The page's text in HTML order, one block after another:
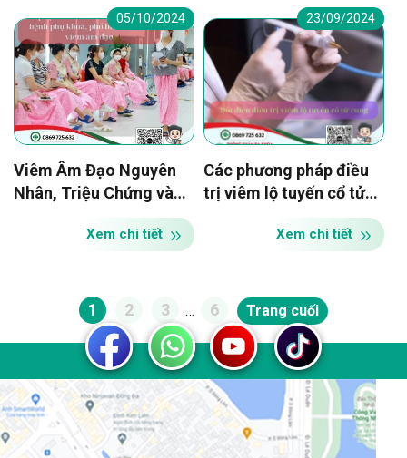
05/10/2024
Viêm Âm Đạo Nguyên
Nhân, Triệu Chứng và
Phương Pháp Điều Trị
Xem chi tiết
23/09/2024
Các phương pháp điều
trị viêm lộ tuyến cổ tử
cung an toàn hiệu quả
Xem chi tiết
1 2 3 … 6 Trang cuối